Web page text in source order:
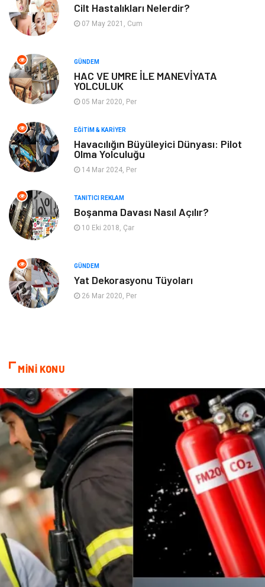
Tatil
Maden ve Metal Bahçe Ev
Aksesuar Nakliyat
Ambalaj
Dernekler ve Birlikler
Basın Yayın
Kültür
Telekomünikasyon
Periyodik Kontrol Kiralama Servisleri
Bakım
Cilt Hastalıkları Nelerdir?
07 May 2021, Cum
GÜNDEM
HAC VE UMRE İLE MANEVİYATA
YOLCULUK
05 Mar 2020, Per
EĞITIM & KARIYER
Havacılığın Büyüleyici Dünyası: Pilot
Olma Yolculuğu
14 Mar 2024, Per
TANITICI REKLAM
Boşanma Davası Nasıl Açılır?
10 Eki 2018, Çar
GÜNDEM
Yat Dekorasyonu Tüyoları
26 Mar 2020, Per
MİNİ KONU